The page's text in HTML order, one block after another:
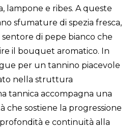
lampone e ribes. A queste
sfumature di spezia fresca,
di pepe bianco che
il bouquet aromatico. In
per un tannino piacevole
nella struttura
tannica accompagna una
che sostiene la progressione
e continuità alla